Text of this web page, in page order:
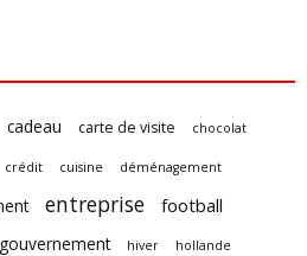
cadeau carte de visite chocolat
crédit cuisine déménagement
entreprise
football
gouvernement hiver hollande